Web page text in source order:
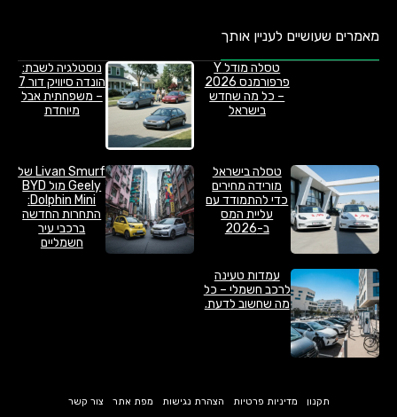
מאמרים שעושיים לעניין אותך
טסלה מודל Y
פרפורמנס 2026
– כל מה שחדש
בישראל
נוסטלגיה לשבת:
הונדה סיוויק דור 7
– משפחתית אבל
מיוחדת
טסלה בישראל
מורידה מחירים
כדי להתמודד עם
עליית המס
ב-2026
Livan Smurf של
Geely מול BYD
Dolphin Mini:
התחרות החדשה
ברכבי עיר
חשמליים
עמדות טעינה
לרכב חשמלי – כל
מה שחשוב לדעת.
תקנון מדיניות פרטיות הצהרת נגישות מפת אתר צור קשר